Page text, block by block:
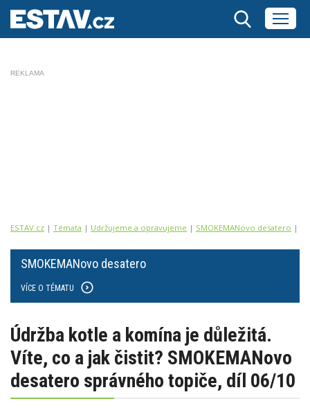
REKLAMA
ESTAV.cz Témata Udržujeme a opravujeme SMOKEMANovo desatero
SMOKEMANovo desatero
VÍCE O TÉMATU
Údržba kotle a komína je důležitá.
Víte, co a jak čistit? SMOKEMANovo
desatero správného topiče, díl 06/10